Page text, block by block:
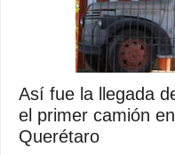
Así fue la llegada
el primer camión
Querétaro